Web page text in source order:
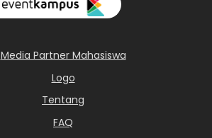
Media Partner Mahasiswa
Logo
Tentang
FAQ